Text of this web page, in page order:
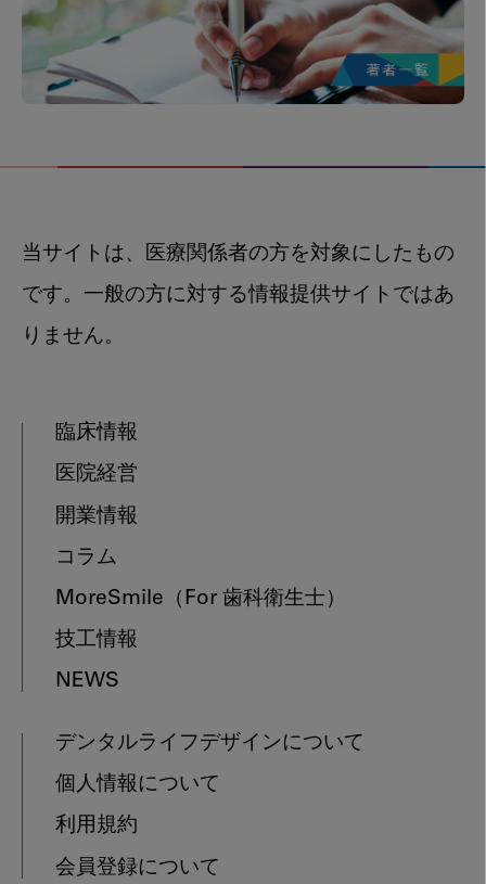
当サイトは、医療関係者の方を対象にしたもの
です。一般の方に対する情報提供サイトではあ
りません。
臨床情報
医院経営
開業情報
コラム
MoreSmile （For 歯科衛生士）
技工情報
NEWS
デンタルライフデザインについて
個人情報について
利用規約
会員登録について